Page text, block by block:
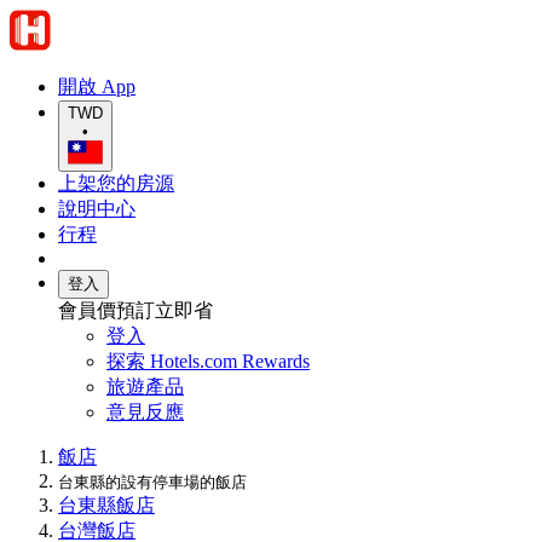
開啟 App
TWD
•
上架您的房源
說明中心
行程
登入
會員價預訂立即省
登入
探索 Hotels.com Rewards
旅遊產品
意見反應
飯店
台東縣的設有停車場的飯店
台東縣飯店
台灣飯店